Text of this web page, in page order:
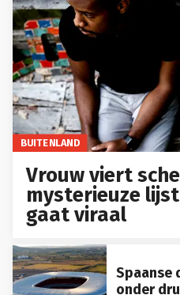
BUITENLAND
Vrouw viert
mysterieuze
gaat viraal
Spaanse
onder